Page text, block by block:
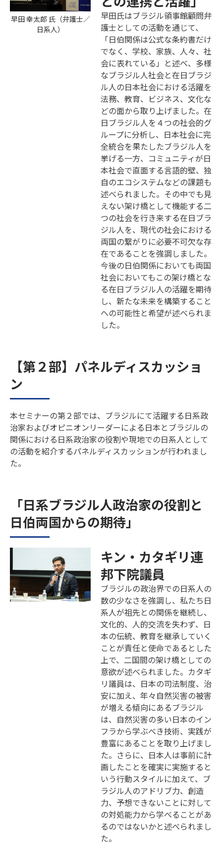
早田 幸太郎 氏（弁護士／
日系人）
早田氏はブラジル領事館顧問弁
護士としての活動を通じて、
「日伯関係は公式な条約書だけ
でなく、学校、家族、人々、社
会に表れている」と述べ、多様
なブラジル人社会と在日ブラジ
ル人の日本社会における活躍を
法務、教育、ビジネス、文化な
どの面から取り上げました。在
日ブラジル人を４つの社会的グ
ループに分析し、日本社会に完
全統合を果たしたブラジル人を
挙げる一方、コミュニティが日
本社会で直面する言語的壁、独
自のエコシステムなどの課題も
述べられました。その中でも見
えない架け橋として機能する二
つの社会を行き来する在日ブラ
ジル人を、現代の社会における
両国の繋がりに必要不可欠な存
在であることを強調しました。
今後の日伯関係においても両国
社会においてもこの架け橋とな
る在日ブラジル人の活躍を期待
し、新たな未来を構築すること
への可能性と希望が述べられま
した。
【第２部】パネルディスカッショ
ン
本セミナーの第２部では、ブラジルにて活躍する日系政
治家およびオピニオンリーダーによる日本とブラジルの
関係における日系政治家の役割や現地での日系人として
の活動を紹介するパネルディスカッションが行われまし
た。
「日系ブラジル人政治家の役割と
日伯両国からの期待」
キン・カタギリ連
邦下院議員
ブラジルの政治界での日系人の
数の少なさを強調し、私たち日
系人が祖先との関係を継続し、
文化的、人的交流を失わず、日
本の伝統、教育を継承していく
ことが責任と使命であるとした
上で、二国間の架け橋としての
意欲が述べられました。カタギ
リ議員は、日本の司法制度、治
安に加え、年々自然災害の被害
が増える傾向にあるブラジル
は、自然災害の多い日本のイン
フラから学ぶべき技術、実践が
豊富にあることを取り上げまし
た。さらに、日本人は事前に計
画したことを確実に実施すると
いう行動スタイルに加えて、ブ
ラジル人のアドリブ力、創造
力、予想できないことに対して
の対処能力から学べることがあ
るのではないかと述べられまし
た。